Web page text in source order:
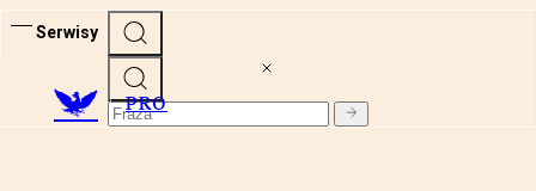
Serwisy
PRO